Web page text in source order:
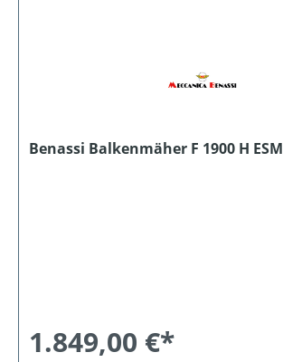
Benassi Balkenmäher F 1900 H ESM
1.849,00 €*